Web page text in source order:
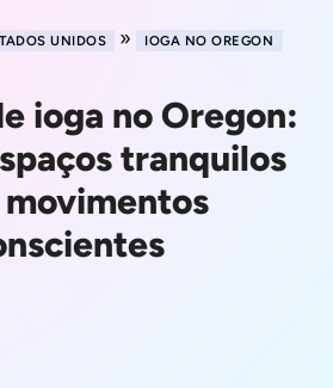
UNIDOS » IOGA NO OREGON
ioga no Oregon:
tranquilos